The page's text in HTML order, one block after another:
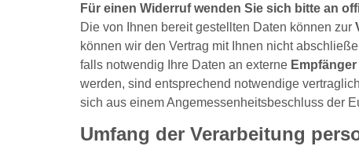
Für einen Widerruf wenden Sie sich bitte an
Die von Ihnen bereit gestellten Daten können zur
können wir den Vertrag mit Ihnen nicht
falls notwendig Ihre Daten an externe Empfänger
werden, sind entsprechend notwendige
sich aus einem Angemessenheitsbeschluss der
Umfang der Verarbeitung